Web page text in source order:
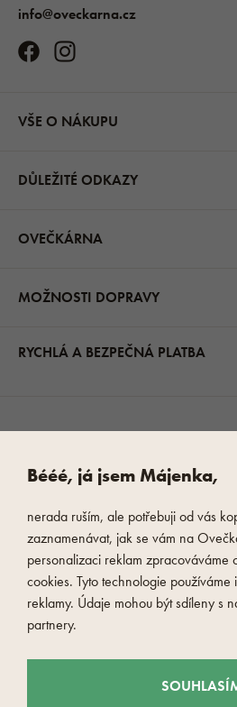
info@oveckarna.cz
VŠE O NÁKUPU
DŮLEŽITÉ ODKAZY
OVEČKÁRNA
MOŽNOSTI DOPRAVY
RYCHLÁ A BEZPEČNÁ PLATBA
Bééé, já jsem Májenka,
nerada ruším, ale potřebuji od vás
zaznamenávat, jak se vám na
personalizaci reklam zpracováváme
cookies. Tyto technologie
reklamy. Údaje mohou být sdíleny s
partnery.